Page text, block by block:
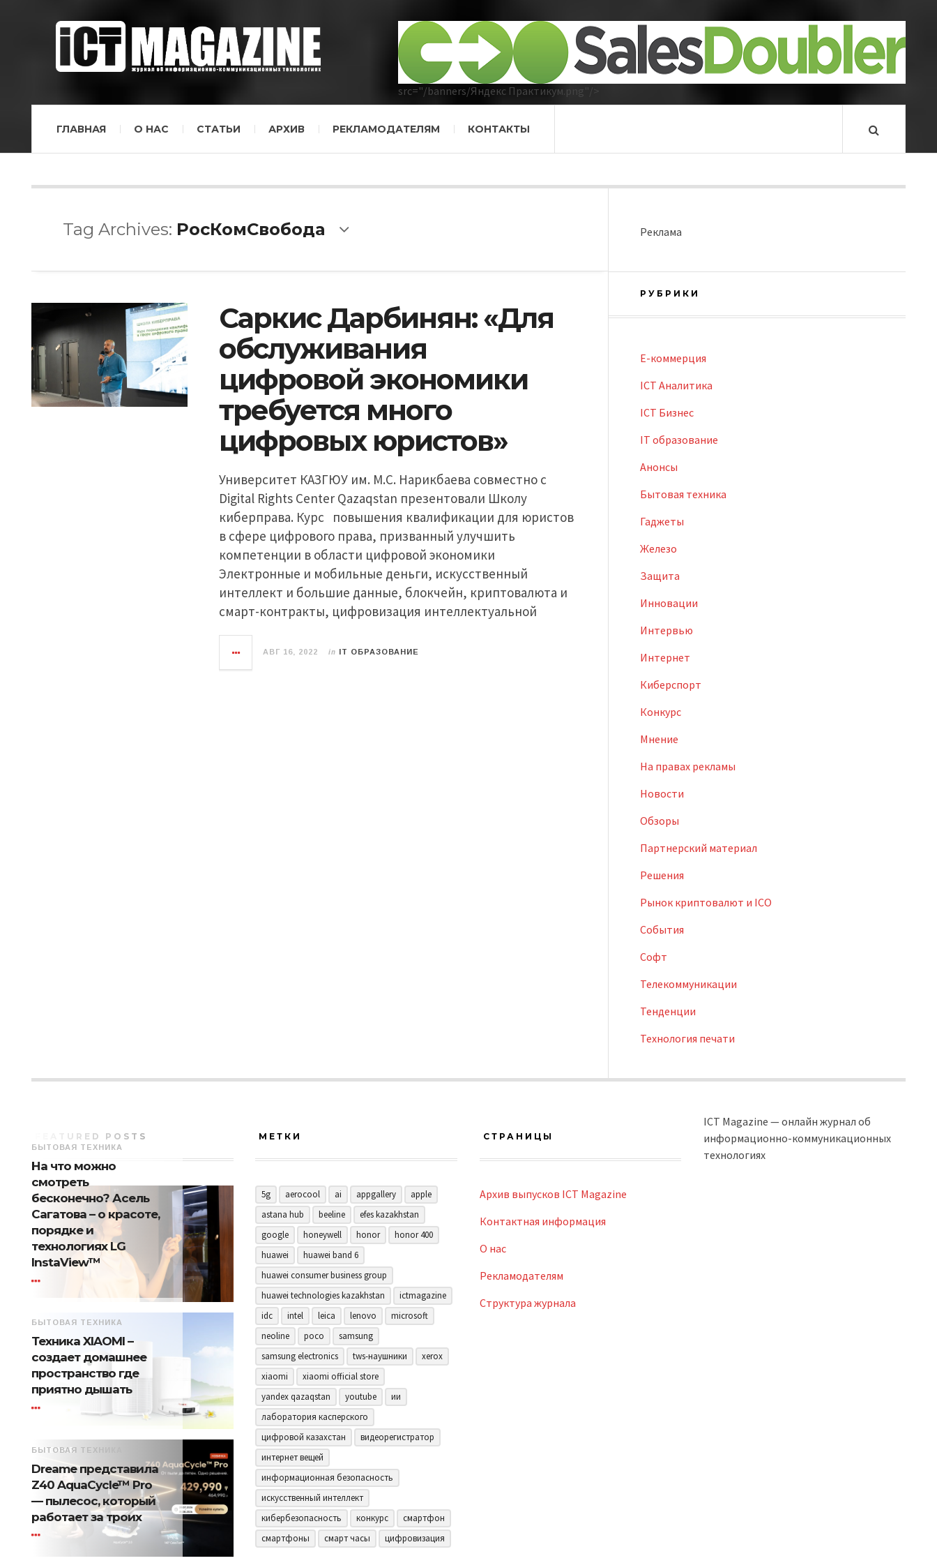
src="/banners/Яндекс Практикум.png"/>
ГЛАВНАЯ О НАС СТАТЬИ АРХИВ РЕКЛАМОДАТЕЛЯМ КОНТАКТЫ
Tag Archives: РосКомСвобода
Саркис Дарбинян: «Для
обслуживания
цифровой экономики
требуется много
цифровых юристов»
Университет КАЗГЮУ им. М.С. Нарикбаева совместно с
Digital Rights Center Qazaqstan презентовали Школу
киберправа. Курс повышения квалификации для юристов
в сфере цифрового права, призванный улучшить
компетенции в области цифровой экономики
Электронные и мобильные деньги, искусственный
интеллект и большие данные, блокчейн, криптовалюта и
смарт-контракты, цифровизация интеллектуальной
АВГ 16, 2022 in IT ОБРАЗОВАНИЕ
Реклама
РУБРИКИ
E-коммерция
ICT Аналитика
ICT Бизнес
IT образование
Анонсы
Бытовая техника
Гаджеты
Железо
Защита
Инновации
Интервью
Интернет
Киберспорт
Конкурс
Мнение
На правах рекламы
Новости
Обзоры
Партнерский материал
Решения
Рынок криптовалют и ICO
События
Софт
Телекоммуникации
Тенденции
Технология печати
FEATURED POSTS
БЫТОВАЯ ТЕХНИКА
На что можно
смотреть
бесконечно? Асель
Сагатова – о красоте,
порядке и
технологиях LG
InstaView™
БЫТОВАЯ ТЕХНИКА
Техника XIAOMI –
создает домашнее
пространство где
приятно дышать
БЫТОВАЯ ТЕХНИКА
Dreame представила
Z40 AquaCycle™ Pro
— пылесос, который
работает за троих
МЕТКИ
5g aerocool ai appgallery
apple
astana hub
beeline
efes kazakhstan
google
honeywell honor
honor 400
huawei
huawei band 6
huawei consumer business group
huawei technologies kazakhstan
ictmagazine
idc
intel leica lenovo
microsoft
neoline
poco
samsung
samsung electronics
tws-наушники
xerox
xiaomi
xiaomi official store
yandex qazaqstan
youtube
ии
лаборатория касперского
цифровой казахстан
видеорегистратор
интернет вещей
информационная безопасность
искусственный интеллект
кибербезопасность
конкурс
смартфон
смартфоны
смарт часы цифровизация
СТРАНИЦЫ
Архив выпусков ICT Magazine
Контактная информация
О нас
Рекламодателям
Структура журнала
ICT Magazine — онлайн журнал об
информационно-коммуникационных
технологиях